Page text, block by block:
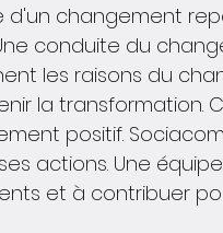
d'un changement
conduite du
les raisons du
la transformation.
positif.
actions. Une
et à contribuer